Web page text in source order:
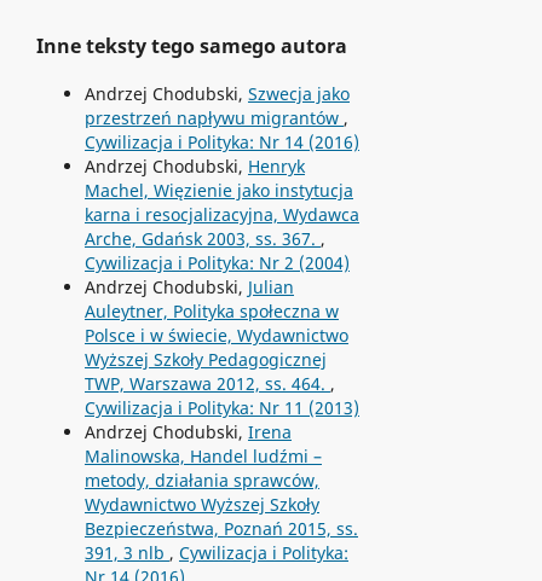
Inne teksty tego samego autora
Andrzej Chodubski, Szwecja jako
przestrzeń napływu migrantów ,
Cywilizacja i Polityka: Nr 14 (2016)
Andrzej Chodubski, Henryk
Machel, Więzienie jako instytucja
karna i resocjalizacyjna, Wydawca
Arche, Gdańsk 2003, ss. 367. ,
Cywilizacja i Polityka: Nr 2 (2004)
Andrzej Chodubski, Julian
Auleytner, Polityka społeczna w
Polsce i w świecie, Wydawnictwo
Wyższej Szkoły Pedagogicznej
TWP, Warszawa 2012, ss. 464. ,
Cywilizacja i Polityka: Nr 11 (2013)
Andrzej Chodubski, Irena
Malinowska, Handel ludźmi –
metody, działania sprawców,
Wydawnictwo Wyższej Szkoły
Bezpieczeństwa, Poznań 2015, ss.
391, 3 nlb , Cywilizacja i Polityka:
Nr 14 (2016)